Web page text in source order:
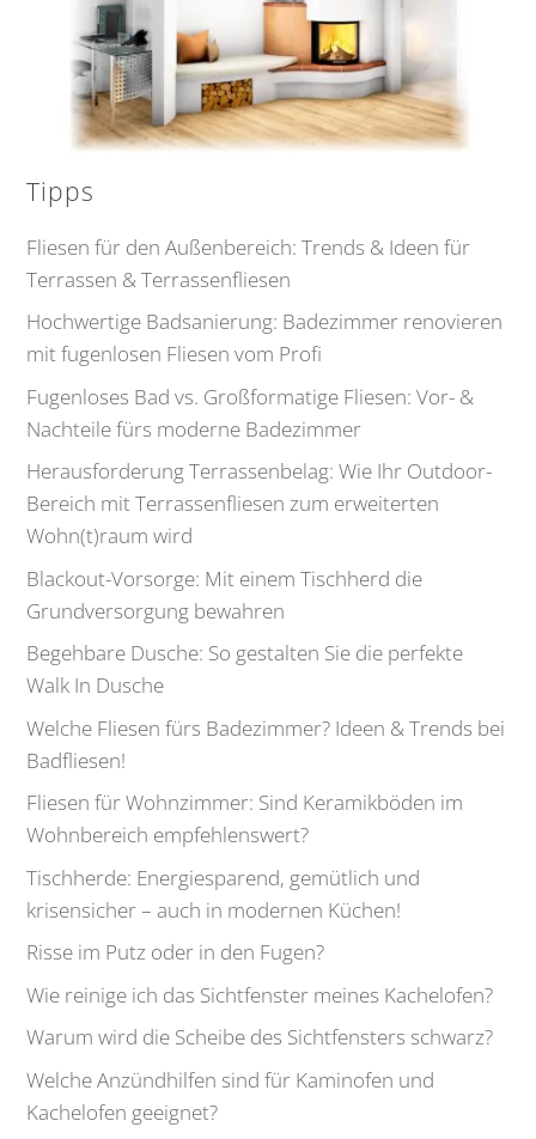
Tipps
Fliesen für den Außenbereich: Trends & Ideen für
Terrassen & Terrassenfliesen
Hochwertige Badsanierung: Badezimmer renovieren
mit fugenlosen Fliesen vom Profi
Fugenloses Bad vs. Großformatige Fliesen: Vor- &
Nachteile fürs moderne Badezimmer
Herausforderung Terrassenbelag: Wie Ihr Outdoor-
Bereich mit Terrassenfliesen zum erweiterten
Wohn(t)raum wird
Blackout-Vorsorge: Mit einem Tischherd die
Grundversorgung bewahren
Begehbare Dusche: So gestalten Sie die perfekte
Walk In Dusche
Welche Fliesen fürs Badezimmer? Ideen & Trends bei
Badfliesen!
Fliesen für Wohnzimmer: Sind Keramikböden im
Wohnbereich empfehlenswert?
Tischherde: Energiesparend, gemütlich und
krisensicher – auch in modernen Küchen!
Risse im Putz oder in den Fugen?
Wie reinige ich das Sichtfenster meines Kachelofen?
Warum wird die Scheibe des Sichtfensters schwarz?
Welche Anzündhilfen sind für Kaminofen und
Kachelofen geeignet?